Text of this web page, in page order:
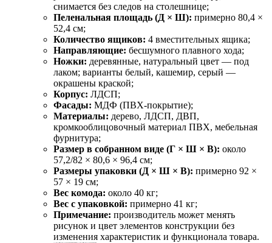
снимается без следов на столешнице;
Пеленальная площадь (Д × Ш): примерно 80,4 ×
52,4 см;
Количество ящиков: 4 вместительных ящика;
Направляющие: бесшумного плавного хода;
Ножки: деревянные, натуральный цвет — под
лаком; варианты белый, кашемир, серый —
окрашены краской;
Корпус: ЛДСП;
Фасады: МДФ (ПВХ-покрытие);
Материалы: дерево, ЛДСП, ДВП,
кромкооблицовочный материал ПВХ, мебельная
фурнитура;
Размер в собранном виде (Г × Ш × В): около
57,2/82 × 80,6 × 96,4 см;
Размеры упаковки (Д × Ш × В): примерно 92 ×
57 × 19 см;
Вес комода: около 40 кг;
Вес с упаковкой: примерно 41 кг;
Примечание: производитель может менять
рисунок и цвет элементов конструкции без
изменения характеристик и функционала товара.